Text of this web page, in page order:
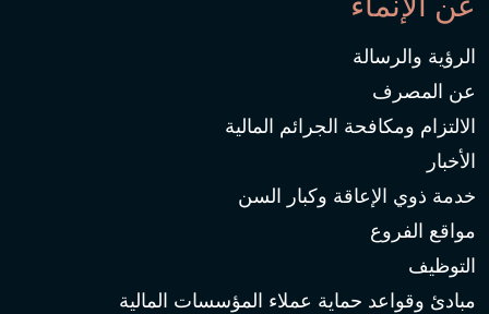
الرؤية والرسالة
عن المصرف
الالتزام ومكافحة الجرائم المالية
الأخبار
خدمة ذوي الإعاقة وكبار السن
مواقع الفروع
التوظيف
مبادئ وقواعد حماية عملاء المؤسسات المالية